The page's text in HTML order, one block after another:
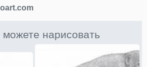
можете нарисовать